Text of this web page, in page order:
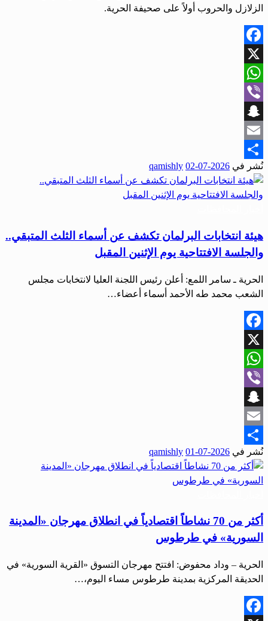
الزلازل والحروب أولاً على صحيفة الحرية.
Facebook
X
WhatsApp
Viber
Snapchat
Email
Share
نُشر في 2026-07-02
qamishly
هيئة انتخابات البرلمان تكشف عن أسماء الثلث المتبقي..
والجلسة الافتتاحية يوم الإثنين المقبل
الحرية ـ سامر اللمع: أعلن رئيس اللجنة العليا لانتخابات مجلس
الشعب محمد طه الأحمد أسماء أعضاء…
Facebook
X
WhatsApp
Viber
Snapchat
Email
Share
نُشر في 2026-07-01
qamishly
أكثر من 70 نشاطاً اقتصادياً في انطلاق مهرجان «المدينة
السورية» في طرطوس
الحرية – وداد محفوض: افتتح مهرجان التسوق «القرية السورية» في
الحديقة المركزية بمدينة طرطوس مساء اليوم،…